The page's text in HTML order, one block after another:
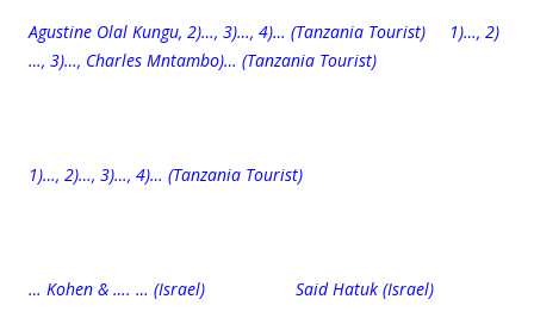
Agustine Olal Kungu, 2)…, 3)…, 4)… (Tanzania Tourist) 1)…, 2)
…, 3)…, Charles Mntambo)… (Tanzania Tourist)
1)…, 2)…, 3)…, 4)… (Tanzania Tourist)
… Kohen & …. … (Israel) Said Hatuk (Israel)